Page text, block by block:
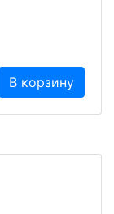
В корзину